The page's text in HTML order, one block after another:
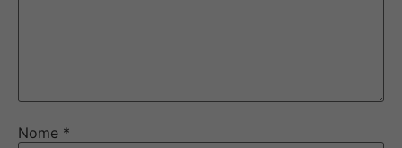
Nome *